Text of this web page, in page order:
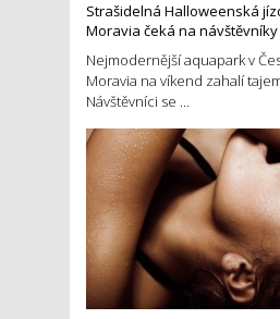
Strašidelná Halloweenská
Moravia čeká na
Nejmodernější aquapark v
Moravia na víkend zahalí
Návštěvníci se ...